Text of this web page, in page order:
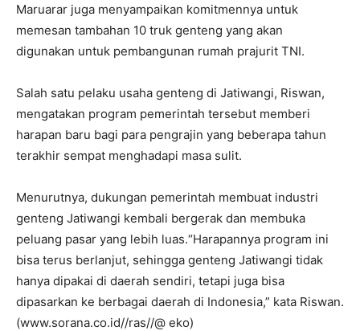
Maruarar juga menyampaikan komitmennya untuk
memesan tambahan 10 truk genteng yang akan
digunakan untuk pembangunan rumah prajurit TNI.
Salah satu pelaku usaha genteng di Jatiwangi, Riswan,
mengatakan program pemerintah tersebut memberi
harapan baru bagi para pengrajin yang beberapa tahun
terakhir sempat menghadapi masa sulit.
Menurutnya, dukungan pemerintah membuat industri
genteng Jatiwangi kembali bergerak dan membuka
peluang pasar yang lebih luas.“Harapannya program ini
bisa terus berlanjut, sehingga genteng Jatiwangi tidak
hanya dipakai di daerah sendiri, tetapi juga bisa
dipasarkan ke berbagai daerah di Indonesia,” kata Riswan.
(www.sorana.co.id//ras//@ eko)